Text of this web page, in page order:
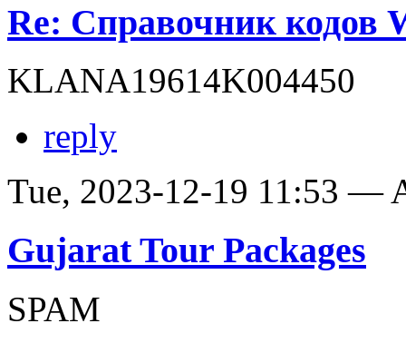
Re: Справочник кодов
KLANA19614K004450
reply
Tue, 2023-12-19 11:53 —
Gujarat Tour Packages
SPAM